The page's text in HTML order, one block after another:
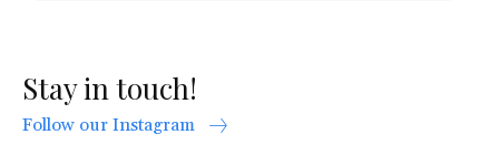
Stay in touch!
Follow our Instagram